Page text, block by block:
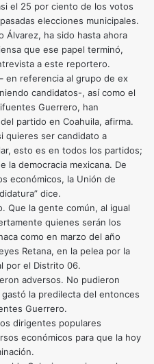
el 25 por ciento de los votos
elecciones municipales.
Álvarez, ha sido hasta ahora
que ese papel terminó,
a este reportero.
en referencia al grupo de ex
candidatos-, así como el
Guerrero, han
partido en Coahuila, afirma.
quieres ser candidato a
esto es en todos los partidos;
la democracia mexicana. De
económicos, la Unión de
dice.
Que la gente común, al igual
quienes serán los
como en marzo del año
Retana, en la pelea por la
por el Distrito 06.
adversos. No pudieron
la predilecta del entonces
Guerrero.
dirigentes populares
económicos para que la hoy